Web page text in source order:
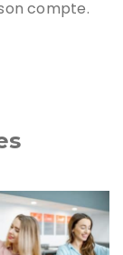
compte.